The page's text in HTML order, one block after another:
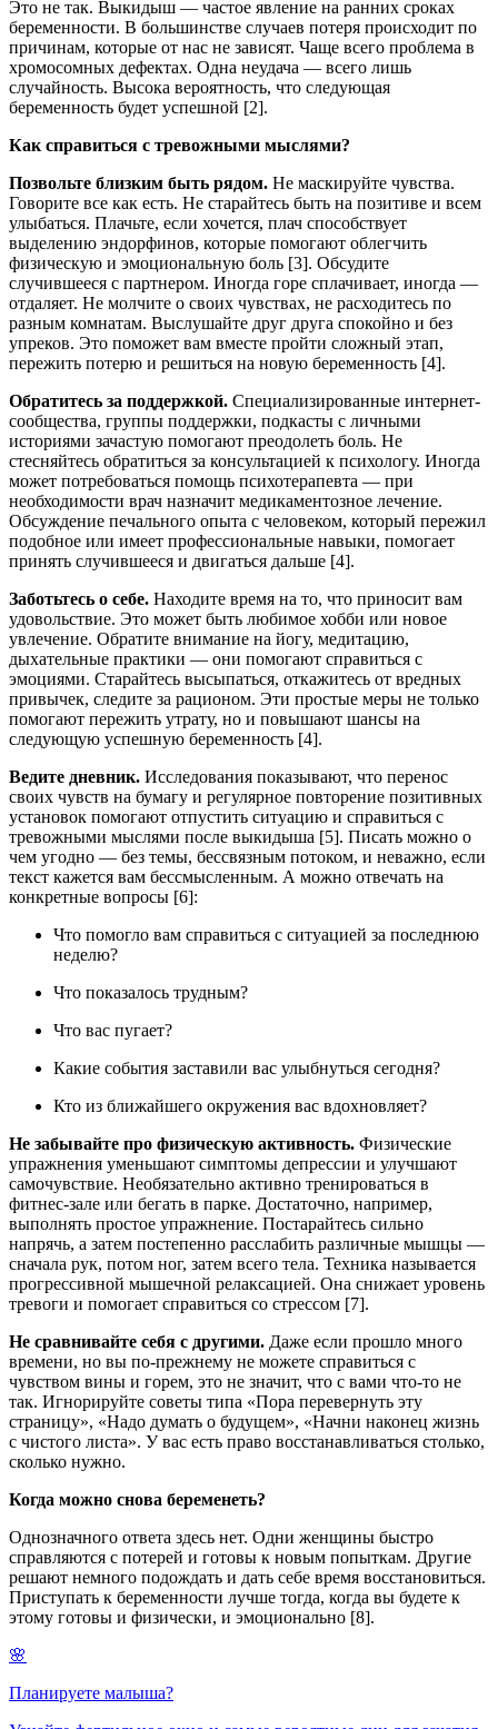
Это не так. Выкидыш — частое явление на ранних сроках
беременности. В большинстве случаев потеря происходит по
причинам, которые от нас не зависят. Чаще всего проблема в
хромосомных дефектах. Одна неудача — всего лишь
случайность. Высока вероятность, что следующая
беременность будет успешной [2].
Как справиться с тревожными мыслями?
Позвольте близким быть рядом. Не маскируйте чувства.
Говорите все как есть. Не старайтесь быть на позитиве и всем
улыбаться. Плачьте, если хочется, плач способствует
выделению эндорфинов, которые помогают облегчить
физическую и эмоциональную боль [3]. Обсудите
случившееся с партнером. Иногда горе сплачивает, иногда —
отдаляет. Не молчите о своих чувствах, не расходитесь по
разным комнатам. Выслушайте друг друга спокойно и без
упреков. Это поможет вам вместе пройти сложный этап,
пережить потерю и решиться на новую беременность [4].
Обратитесь за поддержкой. Специализированные интернет-
сообщества, группы поддержки, подкасты с личными
историями зачастую помогают преодолеть боль. Не
стесняйтесь обратиться за консультацией к психологу. Иногда
может потребоваться помощь психотерапевта — при
необходимости врач назначит медикаментозное лечение.
Обсуждение печального опыта с человеком, который пережил
подобное или имеет профессиональные навыки, помогает
принять случившееся и двигаться дальше [4].
Заботьтесь о себе. Находите время на то, что приносит вам
удовольствие. Это может быть любимое хобби или новое
увлечение. Обратите внимание на йогу, медитацию,
дыхательные практики — они помогают справиться с
эмоциями. Старайтесь высыпаться, откажитесь от вредных
привычек, следите за рационом. Эти простые меры не только
помогают пережить утрату, но и повышают шансы на
следующую успешную беременность [4].
Ведите дневник. Исследования показывают, что перенос
своих чувств на бумагу и регулярное повторение позитивных
установок помогают отпустить ситуацию и справиться с
тревожными мыслями после выкидыша [5]. Писать можно о
чем угодно — без темы, бессвязным потоком, и неважно, если
текст кажется вам бессмысленным. А можно отвечать на
конкретные вопросы [6]:
Что помогло вам справиться с ситуацией за последнюю
неделю?
Что показалось трудным?
Что вас пугает?
Какие события заставили вас улыбнуться сегодня?
Кто из ближайшего окружения вас вдохновляет?
Не забывайте про физическую активность. Физические
упражнения уменьшают симптомы депрессии и улучшают
самочувствие. Необязательно активно тренироваться в
фитнес-зале или бегать в парке. Достаточно, например,
выполнять простое упражнение. Постарайтесь сильно
напрячь, а затем постепенно расслабить различные мышцы —
сначала рук, потом ног, затем всего тела. Техника называется
прогрессивной мышечной релаксацией. Она снижает уровень
тревоги и помогает справиться со стрессом [7].
Не сравнивайте себя с другими. Даже если прошло много
времени, но вы по-прежнему не можете справиться с
чувством вины и горем, это не значит, что с вами что-то не
так. Игнорируйте советы типа «Пора перевернуть эту
страницу», «Надо думать о будущем», «Начни наконец жизнь
с чистого листа». У вас есть право восстанавливаться столько,
сколько нужно.
Когда можно снова беременеть?
Однозначного ответа здесь нет. Одни женщины быстро
справляются с потерей и готовы к новым попыткам. Другие
решают немного подождать и дать себе время восстановиться.
Приступать к беременности лучше тогда, когда вы будете к
этому готовы и физически, и эмоционально [8].
🌸
Планируете малыша?